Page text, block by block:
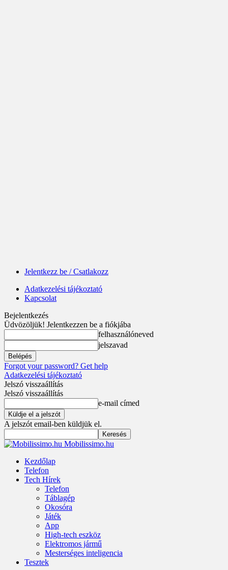
Jelentkezz be / Csatlakozz
Adatkezelési tájékoztató
Kapcsolat
Bejelentkezés
Üdvözöljük! Jelentkezzen be a fiókjába
felhasználóneved
jelszavad
Forgot your password? Get help
Adatkezelési tájékoztató
Jelszó visszaállítás
Jelszó visszaállítás
e-mail címed
A jelszót email-ben küldjük el.
Mobilissimo.hu
Kezdőlap
Telefon
Tech Hírek
Telefon
Táblagép
Okosóra
Játék
App
High-tech eszköz
Elektromos jármű
Mesterséges inteligencia
Tesztek